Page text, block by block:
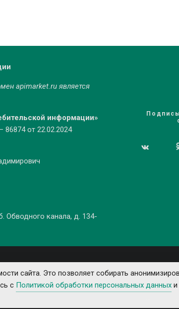
apimarket.ruявляется
информации»
от 22.02.2024
Обводного канала, д. 134-
сайта. Это позволяет собирать
с Политикой обработки персональных данных